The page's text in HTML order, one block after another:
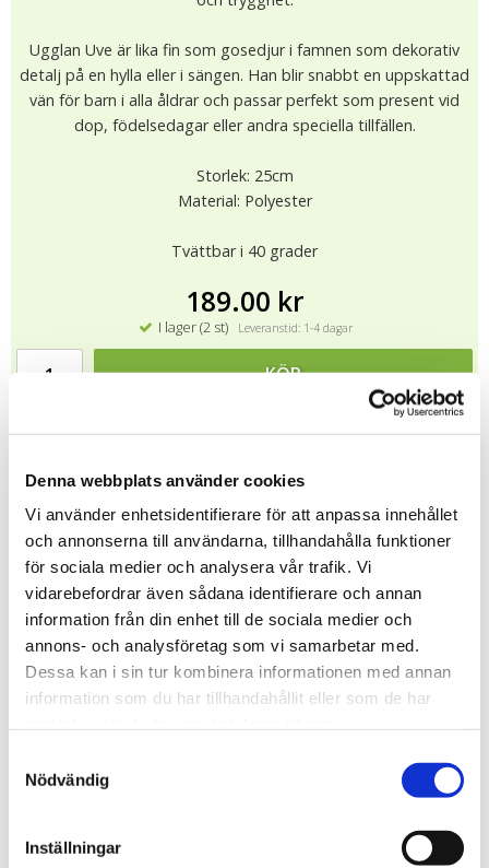
Denna webbplats använder cookies
Vi använder enhetsidentifierare för att anpassa innehållet
och annonserna till användarna, tillhandahålla funktioner
för sociala medier och analysera vår trafik. Vi
vidarebefordrar även sådana identifierare och annan
information från din enhet till de sociala medier och
annons- och analysföretag som vi samarbetar med.
Dessa kan i sin tur kombinera informationen med annan
information som du har tillhandahållit eller som de har
Nödvändig
Inställningar
Ugglan Uve är lika fin som gosedjur i famnen som dekorativ
detalj på en hylla eller i sängen. Han blir snabbt en uppskattad
vän för barn i alla åldrar och passar perfekt som present vid
dop, födelsedagar eller andra speciella tillfällen.
Storlek: 25cm
Material: Polyester
Tvättbar i 40 grader
189.00 kr
I lager (2 st) Leveranstid: 1-4 dagar
KÖP
Alla nallar från Teddykompaniet är CE-märkta och testade i
enlighet med EU’s regler för leksaker (EN71). Detta innebär att
nallen är barnsäker, alla detaljer på nallarna är därmed
dragfasta. Nallarna är eld- och flamsäkra i sitt material utan
tillsatt flamskyddsmedel. Nallarna är kemikaliefria, all infärgning
plastmassa. Mjukisdjuren från Teddykompaniet kan tvättas i
maskin i 40grader (undantag speldosor)
Tipsa
Doppresenter